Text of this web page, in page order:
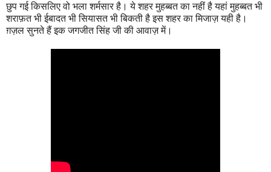
छुप गई किसलिए वो भला शर्मसार है। ये शहर मुहब्बत का नहीं है यहां मुहब्बत भी
शराफ़त भी ईबादत भी सियासत भी बिकती है इस शहर का मिजाज़ यही है।
ग़ज़ल सुनते हैं इक जगजीत सिंह जी की आवाज़ में।